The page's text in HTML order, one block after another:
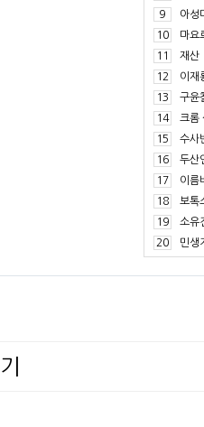
9
아성
10
마요
11
재산
12
이재
13
구윤
14
크롬
15
수사
16
두산
17
이름
18
보톡
19
소유
20
민생